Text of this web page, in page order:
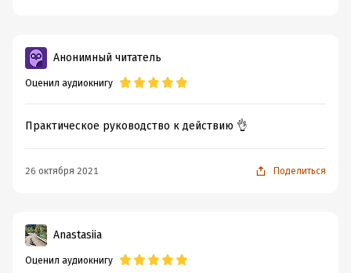
Анонимный читатель
Оценил аудиокнигу
Практическое руководство к действию 👌
26 октября 2021 Поделиться
Anastasiia
Оценил аудиокнигу